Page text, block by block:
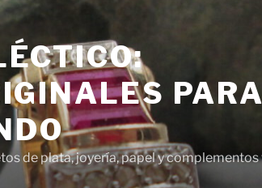
PARA
de plata, joyería, papel y